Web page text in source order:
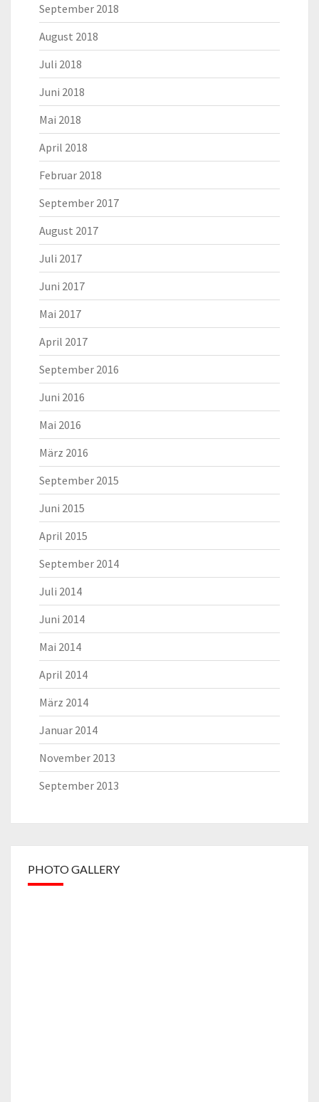
September 2018
August 2018
Juli 2018
Juni 2018
Mai 2018
April 2018
Februar 2018
September 2017
August 2017
Juli 2017
Juni 2017
Mai 2017
April 2017
September 2016
Juni 2016
Mai 2016
März 2016
September 2015
Juni 2015
April 2015
September 2014
Juli 2014
Juni 2014
Mai 2014
April 2014
März 2014
Januar 2014
November 2013
September 2013
PHOTO GALLERY